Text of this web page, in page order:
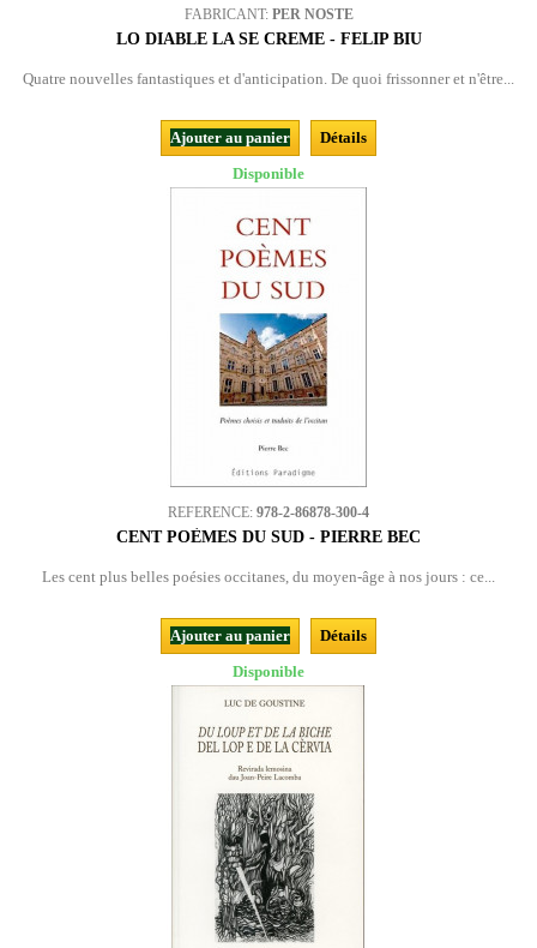
FABRICANT: PER NOSTE
LO DIABLE LA SE CREME - FELIP BIU
Quatre nouvelles fantastiques et d'anticipation. De quoi frissonner et n'être...
Ajouter au panier
Détails
Disponible
REFERENCE: 978-2-86878-300-4
CENT POÈMES DU SUD - PIERRE BEC
Les cent plus belles poésies occitanes, du moyen-âge à nos jours : ce...
Ajouter au panier
Détails
Disponible